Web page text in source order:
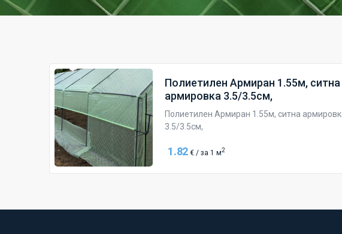
Полиетилен Армиран 1.55м, ситна
армировка 3.5/3.5см,
Полиетилен Армиран 1.55м, ситна
3.5/3.5см,
1.82 € / за 1 м2